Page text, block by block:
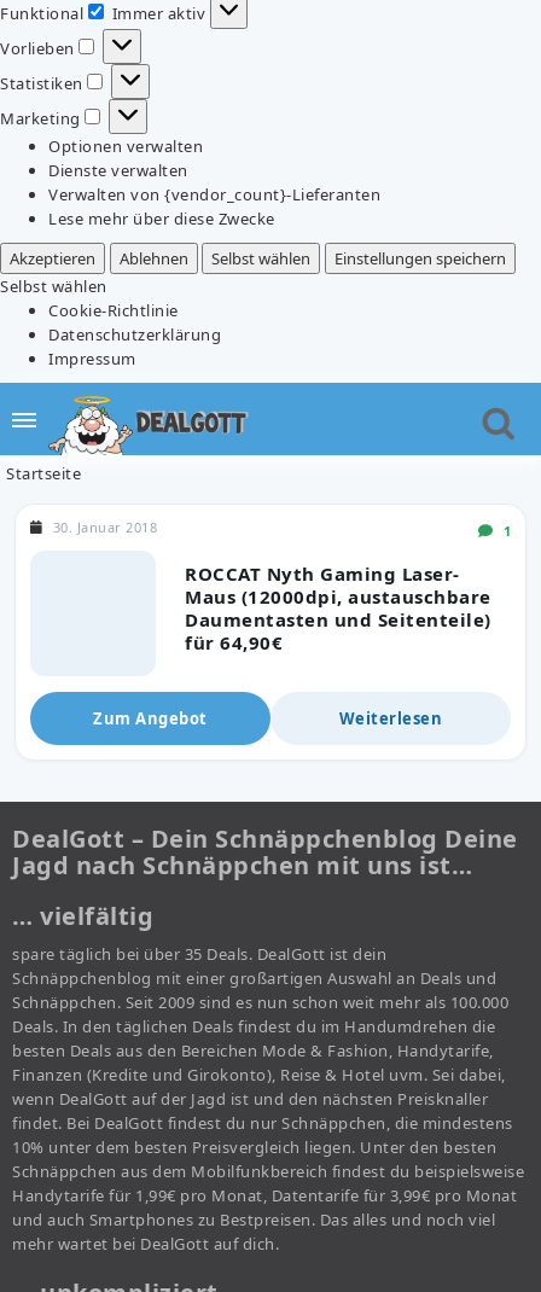
Funktional
Funktional
Immer aktiv
Vorlieben
Vorlieben
Statistiken
Statistiken
Marketing
Marketing
Optionen verwalten
Dienste verwalten
Verwalten von {vendor_count}-Lieferanten
Lese mehr über diese Zwecke
Akzeptieren
Ablehnen Selbst wählen
Einstellungen speichern
Selbst wählen
Cookie-Richtlinie
Datenschutzerklärung
Impressum
Startseite
ROCCAT Nyth Gaming Laser-
Maus (12000dpi, austauschbare
Daumentasten und Seitenteile)
für 64,90€
30. Januar 2018 1
Zum Angebot Weiterlesen
DealGott – Dein Schnäppchenblog Deine
Jagd nach Schnäppchen mit uns ist…
… vielfältig
spare täglich bei über 35 Deals. DealGott ist dein
Schnäppchenblog mit einer großartigen Auswahl an Deals und
Schnäppchen. Seit 2009 sind es nun schon weit mehr als 100.000
Deals. In den täglichen Deals findest du im Handumdrehen die
besten Deals aus den Bereichen Mode & Fashion, Handytarife,
Finanzen (Kredite und Girokonto), Reise & Hotel uvm. Sei dabei,
wenn DealGott auf der Jagd ist und den nächsten Preisknaller
findet. Bei DealGott findest du nur Schnäppchen, die mindestens
10% unter dem besten Preisvergleich liegen. Unter den besten
Schnäppchen aus dem Mobilfunkbereich findest du beispielsweise
Handytarife für 1,99€ pro Monat, Datentarife für 3,99€ pro Monat
und auch Smartphones zu Bestpreisen. Das alles und noch viel
mehr wartet bei DealGott auf dich.